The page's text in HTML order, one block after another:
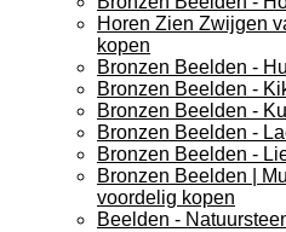
Horen Zien Zwijgen
kopen
Bronzen Beelden -
Bronzen Beelden -
Bronzen Beelden -
Bronzen Beelden -
Bronzen Beelden -
Bronzen Beelden |
voordelig kopen
Beelden -